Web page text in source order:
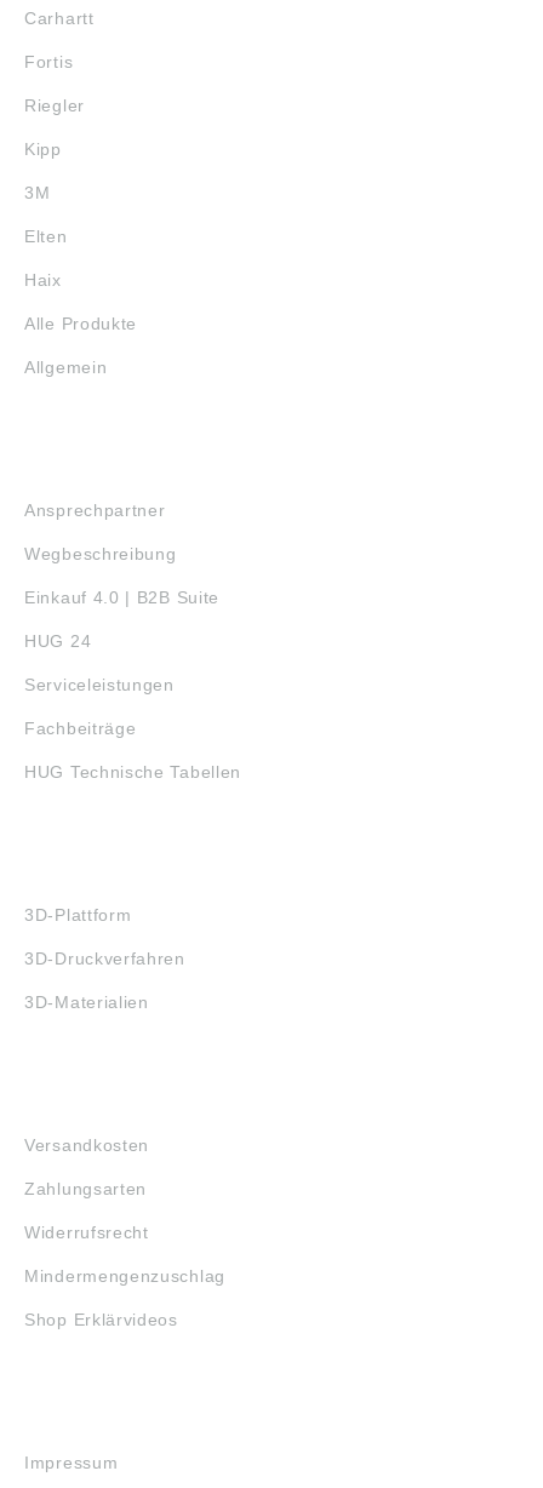
Carhartt
Fortis
Riegler
Kipp
3M
Elten
Haix
Alle Produkte
Allgemein
Ansprechpartner
Wegbeschreibung
Einkauf 4.0 | B2B Suite
HUG 24
Serviceleistungen
Fachbeiträge
HUG Technische Tabellen
3D-Plattform
3D-Druckverfahren
3D-Materialien
Versandkosten
Zahlungsarten
Widerrufsrecht
Mindermengenzuschlag
Shop Erklärvideos
Impressum